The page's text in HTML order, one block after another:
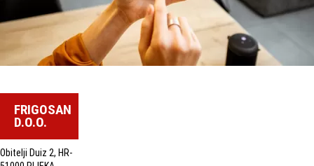
FRIGOSAN
D.O.O.
Obitelji Duiz 2, HR-